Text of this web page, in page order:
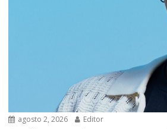
agosto 2, 2026 Editor